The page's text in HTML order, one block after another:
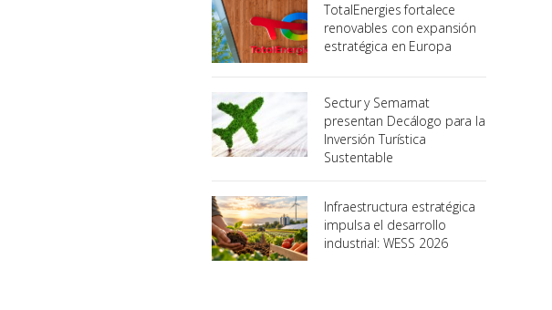
TotalEnergies fortalece
renovables con expansión
estratégica en Europa
Sectur y Semarnat
presentan Decálogo para la
Inversión Turística
Sustentable
Infraestructura estratégica
impulsa el desarrollo
industrial: WESS 2026